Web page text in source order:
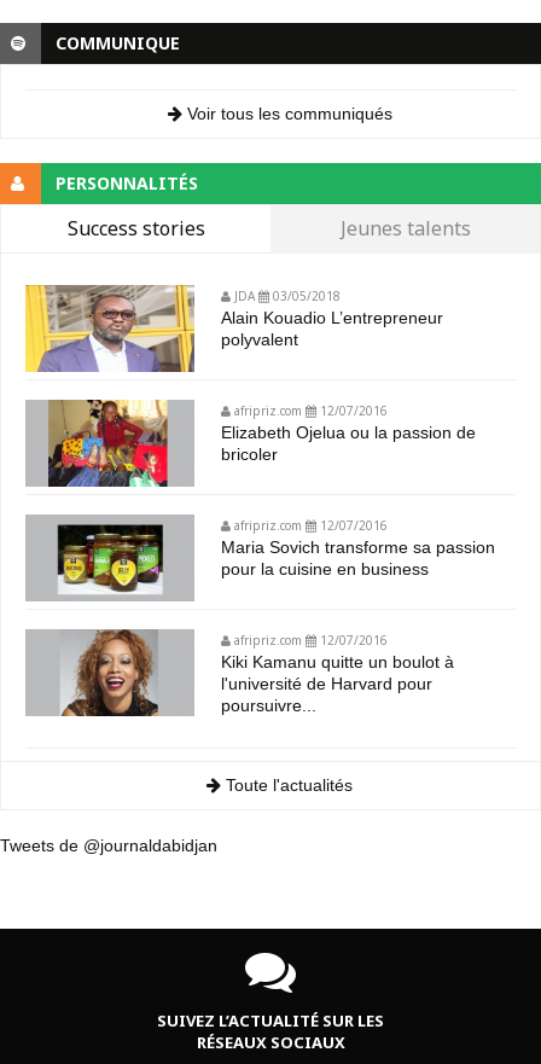
COMMUNIQUE
Voir tous les communiqués
PERSONNALITÉS
Success stories Jeunes talents
JDA 03/05/2018
Alain Kouadio L’entrepreneur
polyvalent
afripriz.com 12/07/2016
Elizabeth Ojelua ou la passion de
bricoler
afripriz.com 12/07/2016
Maria Sovich transforme sa passion
pour la cuisine en business
afripriz.com 12/07/2016
Kiki Kamanu quitte un boulot à
l'université de Harvard pour
poursuivre...
Toute l'actualités
Tweets de @journaldabidjan
SUIVEZ L’ACTUALITÉ SUR LES
RÉSEAUX SOCIAUX